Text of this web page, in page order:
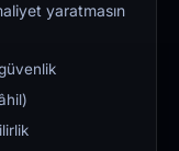
yaratmasın